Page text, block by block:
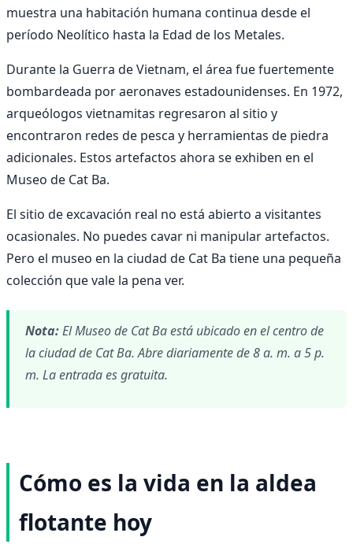
muestra una habitación humana continua desde el
período Neolítico hasta la Edad de los Metales.
Durante la Guerra de Vietnam, el área fue fuertemente
bombardeada por aeronaves estadounidenses. En 1972,
arqueólogos vietnamitas regresaron al sitio y
encontraron redes de pesca y herramientas de piedra
adicionales. Estos artefactos ahora se exhiben en el
Museo de Cat Ba.
El sitio de excavación real no está abierto a visitantes
ocasionales. No puedes cavar ni manipular artefactos.
Pero el museo en la ciudad de Cat Ba tiene una pequeña
colección que vale la pena ver.
Nota:El Museo de Cat Ba está ubicado en el centro de
la ciudad de Cat Ba. Abre diariamente de 8 a. m. a 5 p.
m. La entrada es gratuita.
Cómo es la vida en la aldea
flotante hoy